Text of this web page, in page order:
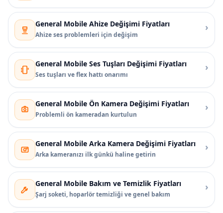
General Mobile Ahize Değişimi Fiyatları
Ahize ses problemleri için değişim
›
General Mobile Ses Tuşları Değişimi Fiyatları
Ses tuşları ve flex hattı onarımı
›
General Mobile Ön Kamera Değişimi Fiyatları
Problemli ön kameradan kurtulun
›
General Mobile Arka Kamera Değişimi Fiyatları
Arka kameranızı ilk günkü haline getirin
›
General Mobile Bakım ve Temizlik Fiyatları
Şarj soketi, hoparlör temizliği ve genel bakım
›